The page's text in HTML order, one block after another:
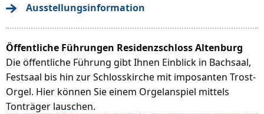
Ausstellungsinformation
Öffentliche Führungen Residenzschloss Altenburg
Die öffentliche Führung gibt Ihnen Einblick in Bachsaal,
Festsaal bis hin zur Schlosskirche mit imposanten Trost-
Orgel. Hier können Sie einem Orgelanspiel mittels
Tonträger lauschen.